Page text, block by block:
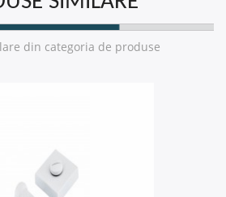
din categoria de produse